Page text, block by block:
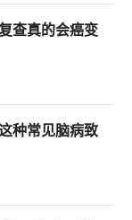
查真的会癌变
种常见脑病致